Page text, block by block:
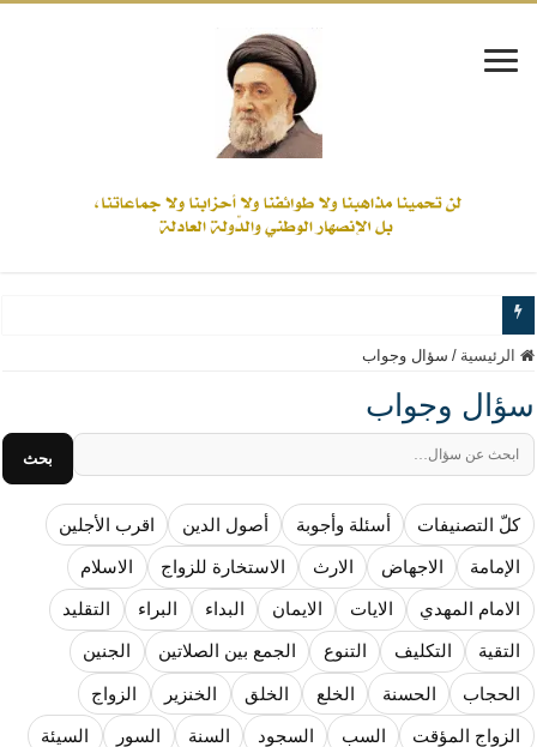
www.alamine.net
مواقف وآراء العلاّمة السيد علي الأمين من الأحداث والقضايا - اضغط للاطلاع
إذا كان التسنن هو الإيمان بسنة رسول الله ( صلى الله عليه وآله) فكلّ
علاقات المذاهب والأديان لا يجوز أن تكون على حساب الأوطان
لن تحمينا مذاهبنا ولا طوائفنا ولا أحزابنا ولا جماعاتنا، بل الإنصهار الوطني والدولة
المذاهب ليست قدرًا لا يمكن تجاوزه
ليست المنفعة تأتي من إسلامية النّظام كما لا تأتي المضرة من مسيحية النظام
المتهاون بوطنه متهاون بدينه حتماً
نسج العلاقة مع الآخر تكون من خلال منظومة القيم و المبادئ الانسانية التي تجعل
الرئيسية / سؤال وجواب
سؤال وجواب
بحث
كلّ التصنيفات أسئلة وأجوبة أصول الدين اقرب الأجلين
الإمامة الاجهاض الارث الاستخارة للزواج الاسلام
الامام المهدي الايات الايمان البداء البراء التقليد
التقية التكليف التنوع الجمع بين الصلاتين الجنين
الحجاب الحسنة الخلع الخلق الخنزير الزواج
الزواج المؤقت السب السجود السنة السور السيئة